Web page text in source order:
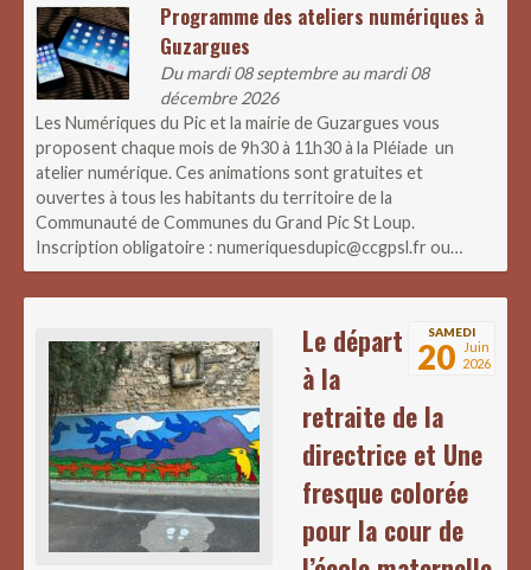
Programme des ateliers numériques à
Guzargues
Du mardi 08 septembre au mardi 08
décembre 2026
Les Numériques du Pic et la mairie de Guzargues vous
proposent chaque mois de 9h30 à 11h30 à la Pléiade un
atelier numérique. Ces animations sont gratuites et
ouvertes à tous les habitants du territoire de la
Communauté de Communes du Grand Pic St Loup.
Inscription obligatoire : numeriquesdupic@ccgpsl.fr ou…
SAMEDI
20
Juin
2026
Le départ
à la
retraite de la
directrice et Une
fresque colorée
pour la cour de